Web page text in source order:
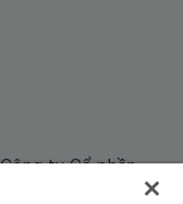
ty Cổ phần